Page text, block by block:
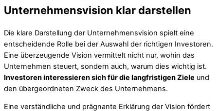
Unternehmensvision klar darstellen
Die klare Darstellung der Unternehmensvision spielt eine
entscheidende Rolle bei der Auswahl der richtigen Investoren.
Eine überzeugende Vision vermittelt nicht nur, wohin das
Unternehmen steuert, sondern auch, warum dies wichtig ist.
Investoren interessieren sich für die langfristigen Ziele und
den übergeordneten Zweck des Unternehmens.
Eine verständliche und prägnante Erklärung der Vision fördert